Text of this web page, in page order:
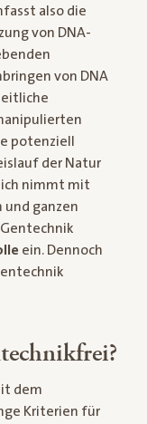
also die
von DNA-
von DNA
potenziell
der Natur
nimmt mit
ganzen
ein. Dennoch
dem
Kriterien für